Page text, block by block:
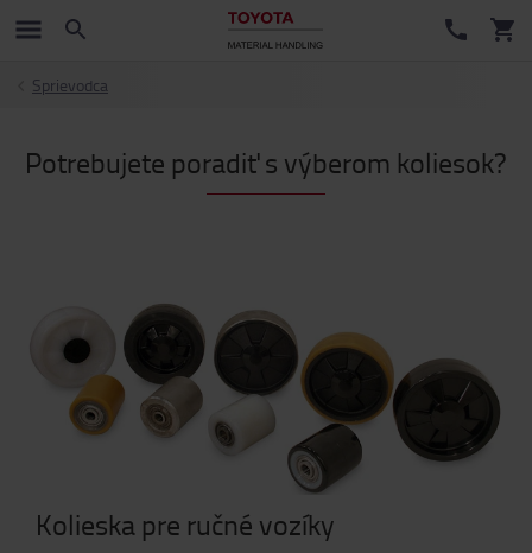
Sprievodca
Potrebujete poradiť s výberom koliesok?
Kolieska pre ručné vozíky